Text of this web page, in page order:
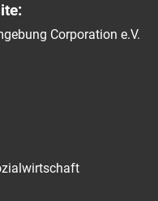
Corporation e.V.